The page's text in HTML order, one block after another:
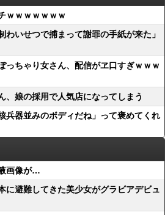
ｗｗｗｗｗｗｗ
わいせつで捕まって謝罪の手紙が来た」
っちゃり女さん、配信がヱ口すぎｗｗｗ
、娘の採用で人気店になってしまう
器並みのボディだね」って褒めてくれ
画像が…
に避難してきた美少女がグラビアデビュ